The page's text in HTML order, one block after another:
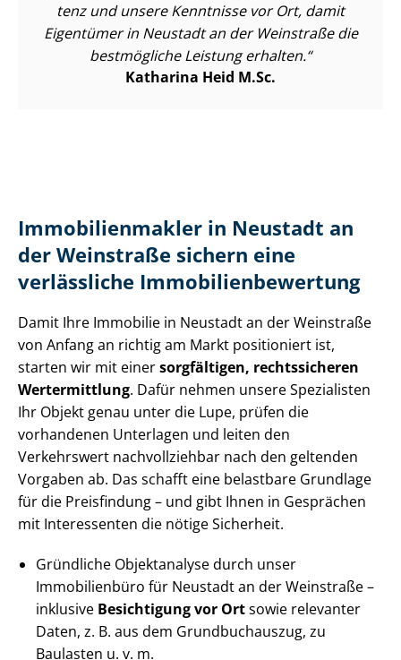
tenz und unsere Kenntnisse vor Ort, damit
Eigentümer in Neustadt an der Weinstraße die
bestmögliche Leistung erhalten.
Katharina Heid M.Sc.
Im­mo­bi­li­en­mak­ler in Neustadt an
der Weinstraße sichern eine
verlässliche Im­mo­bi­li­en­be­wer­tung
Damit Ihre Immobilie in Neustadt an der Weinstraße
von Anfang an richtig am Markt positioniert ist,
starten wir mit einersorgfältigen, rechtssicheren
Wertermittlung. Dafür nehmen unsere Spezialisten
Ihr Objekt genau unter die Lupe, prüfen die
vorhandenen Unterlagen und leiten den
Verkehrswert nachvollziehbar nach den geltenden
Vorgaben ab. Das schafft eine belastbare Grundlage
für die Preisfindung – und gibt Ihnen in Gesprächen
mit Interessenten die nötige Sicherheit.
Gründliche Objektanalyse durch unser
Immobilienbüro für Neustadt an der Weinstraße –
inklusive Besichtigung vor Ortsowie relevanter
Daten, z. B. aus dem Grundbuchauszug, zu
Baulasten u. v. m.